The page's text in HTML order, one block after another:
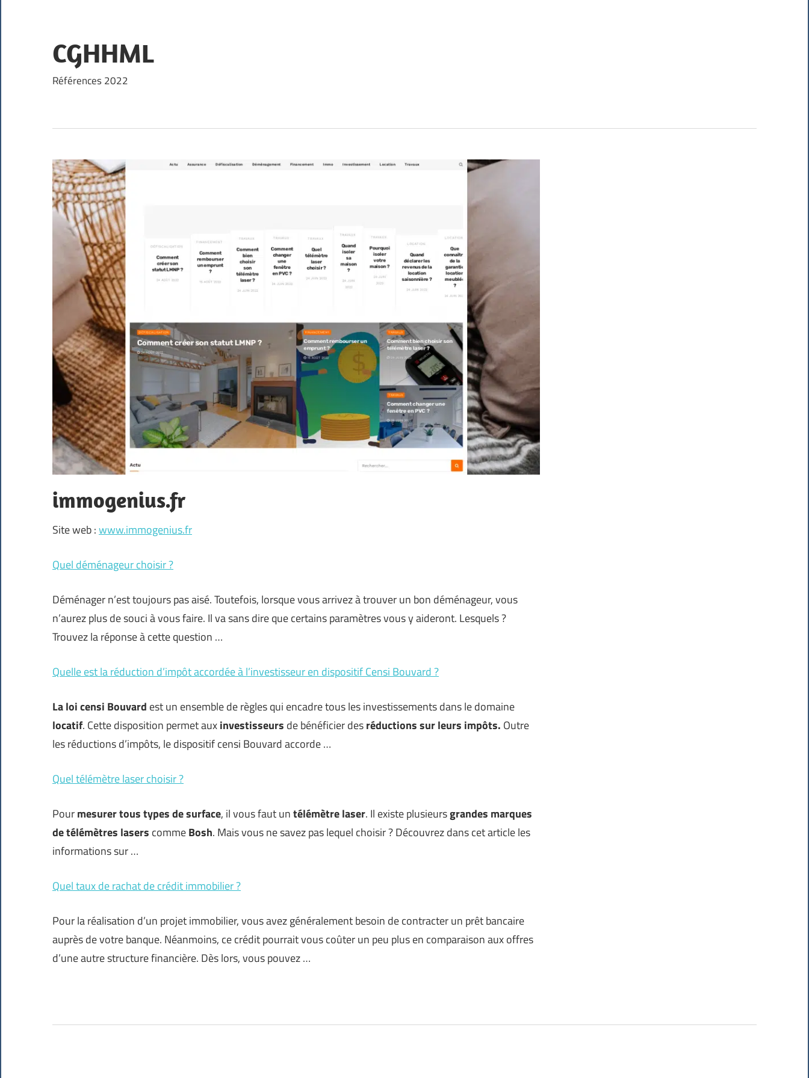
content
CGHHML
Références 2022
immogenius.fr
Site web :www.immogenius.fr
Quel déménageur choisir ?
Déménager n’est toujours pas aisé. Toutefois, lorsque vous arrivez à trouver un bon déménageur, vous
n’aurez plus de souci à vous faire. Il va sans dire que certains paramètres vous y aideront. Lesquels ?
Trouvez la réponse à cette question …
Quelle est la réduction d’impôt accordée à l’investisseur en dispositif Censi Bouvard ?
La loi censi Bouvard est un ensemble de règles qui encadre tous les investissements dans le domaine
locatif. Cette disposition permet auxinvestisseurs de bénéficier desréductions sur leurs impôts. Outre
les réductions d’impôts, le dispositif censi Bouvard accorde …
Quel télémètre laser choisir ?
Pourmesurer tous types de surface, il vous faut untélémètre laser. Il existe plusieursgrandes marques
de télémètres lasers commeBosh. Mais vous ne savez pas lequel choisir ? Découvrez dans cet article les
informations sur …
Quel taux de rachat de crédit immobilier ?
Pour la réalisation d’un projet immobilier, vous avez généralement besoin de contracter un prêt bancaire
auprès de votre banque. Néanmoins, ce crédit pourrait vous coûter un peu plus en comparaison aux offres
d’une autre structure financière. Dès lors, vous pouvez …